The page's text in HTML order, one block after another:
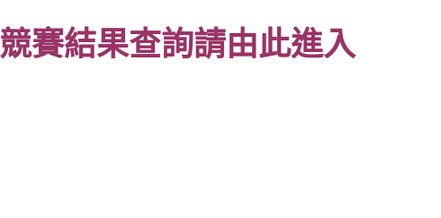
競賽結果查詢請由此進入